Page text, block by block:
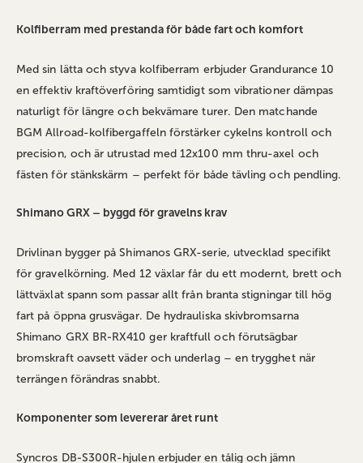
Kolfiberram med prestanda för både fart och komfort
Med sin lätta och styva kolfiberram erbjuder Grandurance 10
en effektiv kraftöverföring samtidigt som vibrationer dämpas
naturligt för längre och bekvämare turer. Den matchande
BGM Allroad-kolfibergaffeln förstärker cykelns kontroll och
precision, och är utrustad med 12x100 mm thru-axel och
fästen för stänkskärm – perfekt för både tävling och pendling.
Shimano GRX – byggd för gravelns krav
Drivlinan bygger på Shimanos GRX-serie, utvecklad specifikt
för gravelkörning. Med 12 växlar får du ett modernt, brett och
lättväxlat spann som passar allt från branta stigningar till hög
fart på öppna grusvägar. De hydrauliska skivbromsarna
Shimano GRX BR‑RX410 ger kraftfull och förutsägbar
bromskraft oavsett väder och underlag – en trygghet när
terrängen förändras snabbt.
Komponenter som levererar året runt
Syncros DB‑S300R-hjulen erbjuder en tålig och jämn